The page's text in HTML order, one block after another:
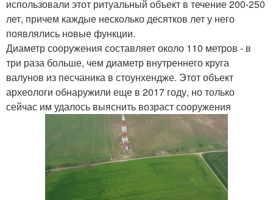
использовали этот ритуальный объект в течение 200-250
лет, причем каждые несколько десятков лет у него
появлялись новые функции.
Диаметр сооружения составляет около 110 метров - в
три раза больше, чем диаметр внутреннего круга
валунов из песчаника в стоунхендже. Этот объект
археологи обнаружили еще в 2017 году, но только
сейчас им удалось выяснить возраст сооружения